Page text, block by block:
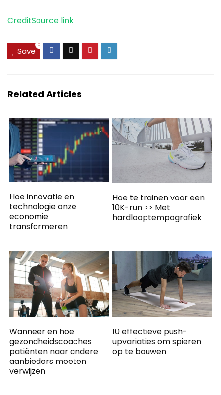
CreditSource link
Save
0
Related Articles
Hoe innovatie en
technologie onze
economie
transformeren
Hoe te trainen voor een
10K-run >> Met
hardlooptempografiek
Wanneer en hoe
gezondheidscoaches
patiënten naar andere
aanbieders moeten
verwijzen
10 effectieve push-
upvariaties om spieren
op te bouwen